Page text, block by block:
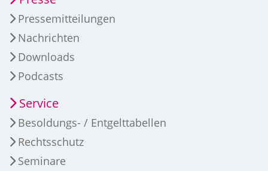
Pressemitteilungen
Nachrichten
Downloads
Podcasts
Service
Besoldungs- / Entgelttabellen
Rechtsschutz
Seminare